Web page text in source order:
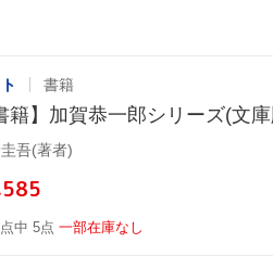
書籍
籍】加賀恭一郎シリーズ(文
吾(著者)
中 5点 一部在庫なし